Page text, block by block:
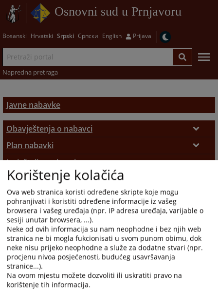
Osnovni sud u Prnjavoru
Bosanski Hrvatski Srpski Српски English Prijava
Napredna pretraga
Javne nabavke
Obavještenja o nabavci
Obavještenja
Plan nabavki
Planovi nabavki
Izvještaji o nabavci
Izvještaji
Odluke
Odluke
Korištenje kolačića
Ova web stranica koristi određene skripte koje mogu
pohranjivati i koristiti određene informacije iz vašeg
browsera i vašeg uređaja (npr. IP adresa uređaja, varijable o
sesiji unutar browsera, ...).
Neke od ovih informacija su nam neophodne i bez njih web
stranica ne bi mogla fukcionisati u svom punom obimu, dok
neke nisu prijeko neophodne a služe za dodatne stvari (npr.
procjenu nivoa posjećenosti, budućeg usavršavanja
stranice...).
Na ovom mjestu možete dozvoliti ili uskratiti pravo na
korištenje tih informacija.